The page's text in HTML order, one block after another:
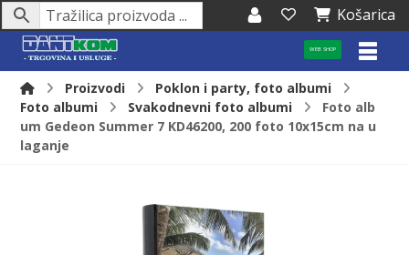
Košarica
WEB SHOP
Proizvodi
Poklon i party, foto albumi
Foto albumi
Svakodnevni foto albumi
Foto alb
um Gedeon Summer 7 KD46200, 200 foto 10x15cm na u
laganje